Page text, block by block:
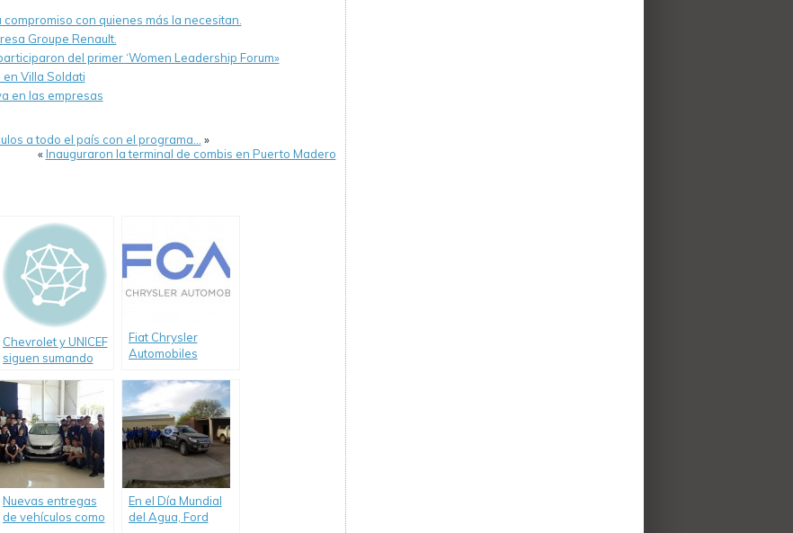
con quienes más la necesitan.
Groupe Renault.
del primer ‘Women Leadership Forum»
Villa Soldati
en las empresas
a todo el país con el programa…
»
«Inauguraron la terminal de combis en Puerto Madero
Chevrolet y UNICEF
siguen sumando
Ruedas”.
Fiat Chrysler
Automobiles
colabora con el
arribo de una
réplica de la Santa
Sábana a la
Argentina
Nuevas entregas
de vehículos como
En el Día Mundial
del Agua, Ford